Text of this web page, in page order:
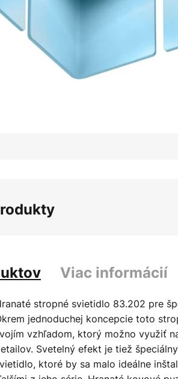
Viac informácií
stropné svietidlo 83.202 pre
jednoduchej koncepcie toto
vzhľadom, ktorý možno využiť
Svetelný efekt je tiež
ktoré by sa malo ideálne